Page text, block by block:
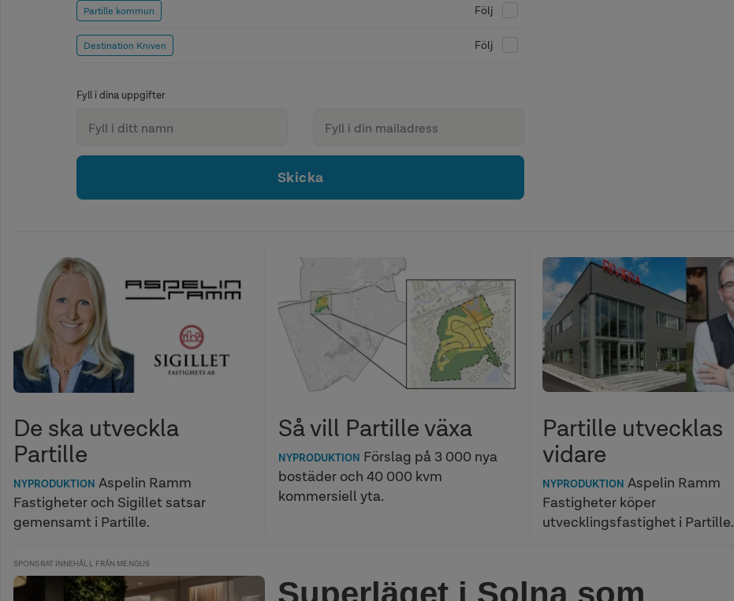
Partille kommun Följ
Destination Kniven Följ
Fyll i dina uppgifter
Skicka
De ska utveckla
Partille
NYPRODUKTION Aspelin Ramm
Fastigheter och Sigillet satsar
gemensamt i Partille.
Så vill Partille växa
NYPRODUKTION Förslag på 3 000 nya
bostäder och 40 000 kvm
kommersiell yta.
Partille utvecklas
vidare
NYPRODUKTION Aspelin Ramm
Fastigheter köper
utvecklingsfastighet i Partille.
SPONSRAT INNEHÅLL FRÅN MENGUS